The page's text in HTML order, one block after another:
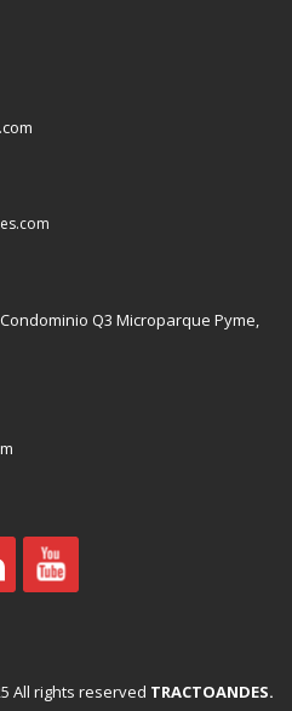
Q3 Microparque Pyme,
All rights reserved TRACTOANDES.